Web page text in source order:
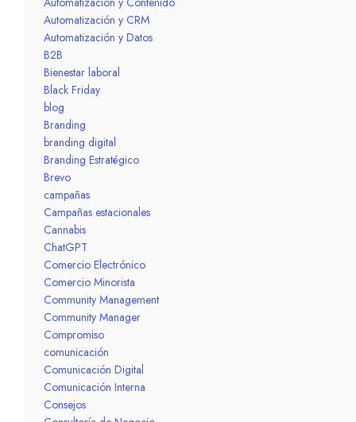
Automatización y CRM
Automatización y Datos
B2B
Bienestar laboral
Black Friday
blog
Branding
branding digital
Branding Estratégico
Brevo
campañas
Campañas estacionales
Cannabis
ChatGPT
Comercio Electrónico
Comercio Minorista
Community Management
Community Manager
Compromiso
comunicación
Comunicación Digital
Comunicación Interna
Consejos